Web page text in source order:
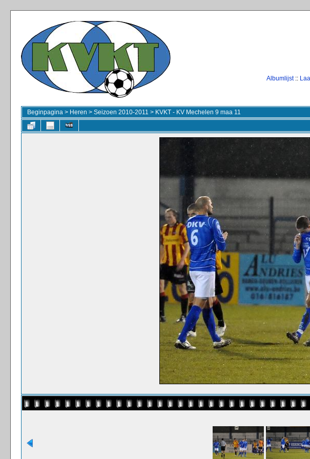
Albumlijst::
Beginpagina > Heren > Seizoen 2010-2011 > KVKT - KV Mechelen 9 maa 11